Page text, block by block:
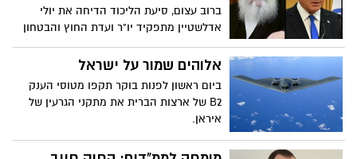
האיראני טרף את הקלפים
הציבור הישראלי מתמודד בחודשים
לראשונה מאז כיבוש עזה ומיטוט חיזבאללה,
ערים מרכזיות בישראל הפכו לחשופות יותר,
לירי טילים בהיקף ובדיוק חסרי תקדים.
מאמר דעה: שובה של הסרבנות
דר' ישעיהו אישי ביק במאמר דעה מדאיג על
״המחלה״ שמרימה את ראשה בישראל